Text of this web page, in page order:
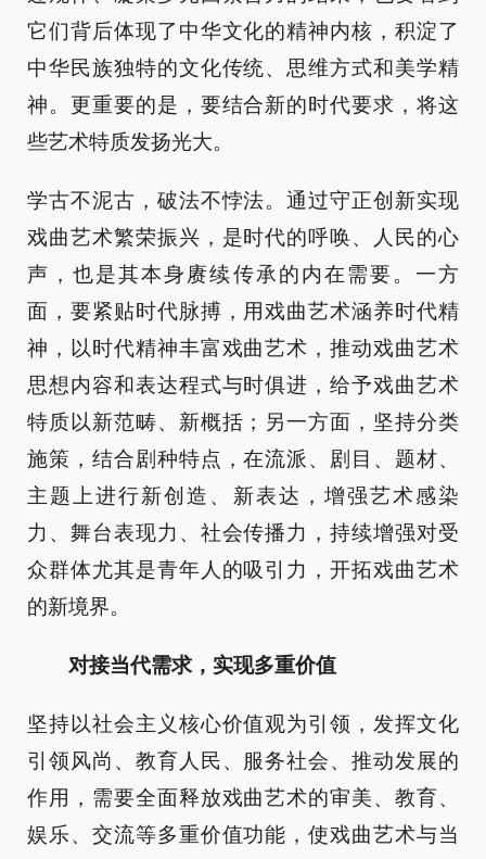
它们背后体现了中华文化的精神内核，积淀了
中华民族独特的文化传统、思维方式和美学精
神。更重要的是，要结合新的时代要求，将这
些艺术特质发扬光大。
学古不泥古，破法不悖法。通过守正创新实现
戏曲艺术繁荣振兴，是时代的呼唤、人民的心
声，也是其本身赓续传承的内在需要。一方
面，要紧贴时代脉搏，用戏曲艺术涵养时代精
神，以时代精神丰富戏曲艺术，推动戏曲艺术
思想内容和表达程式与时俱进，给予戏曲艺术
特质以新范畴、新概括；另一方面，坚持分类
施策，结合剧种特点，在流派、剧目、题材、
主题上进行新创造、新表达，增强艺术感染
力、舞台表现力、社会传播力，持续增强对受
众群体尤其是青年人的吸引力，开拓戏曲艺术
的新境界。
对接当代需求，实现多重价值
坚持以社会主义核心价值观为引领，发挥文化
引领风尚、教育人民、服务社会、推动发展的
作用，需要全面释放戏曲艺术的审美、教育、
娱乐、交流等多重价值功能，使戏曲艺术与当